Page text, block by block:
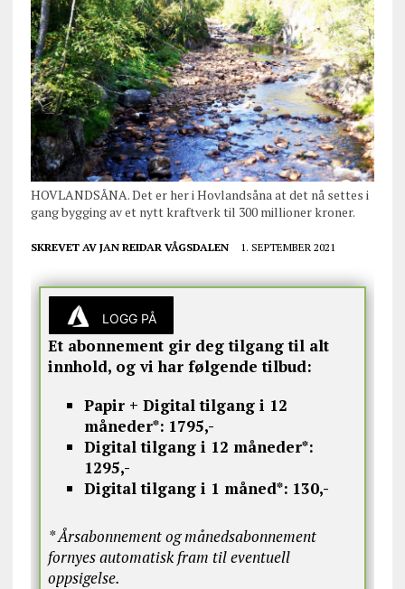
HOVLANDSÅNA. Det er her i Hovlandsåna at det nå settes i
gang bygging av et nytt kraftverk til 300 millioner kroner.
SKREVET AV JAN REIDAR VÅGSDALEN 1. SEPTEMBER 2021
LOGG PÅ
Et abonnement gir deg tilgang til alt
innhold, og vi har følgende tilbud:
Papir + Digital tilgang i 12
måneder*: 1795,-
Digital tilgang i 12 måneder*:
1295,-
Digital tilgang i 1 måned*: 130,-
* Årsabonnement og månedsabonnement
fornyes automatisk fram til eventuell
oppsigelse.